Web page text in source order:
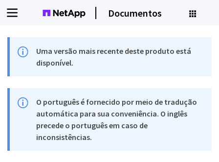
Documentos
Uma versão mais recente deste produto está
disponível.
O português é fornecido por meio de tradução
automática para sua conveniência. O inglês
precede o português em caso de
inconsistências.